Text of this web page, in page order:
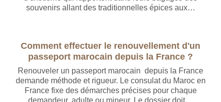
souvenirs allant des traditionnelles épices aux…
Comment effectuer le renouvellement d'un
passeport marocain depuis la France ?
Renouveler un passeport marocain depuis la France
demande méthode et rigueur. Le consulat du Maroc en
France fixe des démarches précises pour chaque
demandeur, adulte ou mineur. Le dossier doit…